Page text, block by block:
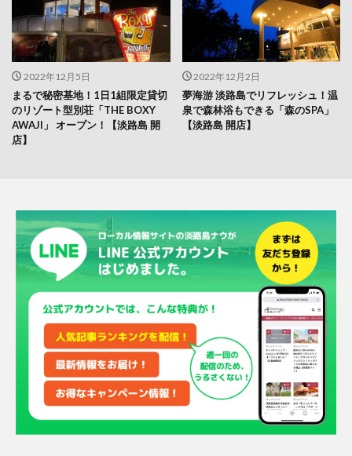
2022年12月5日
まるで秘密基地！1日1組限定貸切
のリゾート型別荘「THE BOXY
AWAJI」 オープン！【淡路島 開
店】
2022年12月2日
夢海游 淡路島でリフレッシュ！温
泉で森林浴もできる「森のSPA」
【淡路島 開店】